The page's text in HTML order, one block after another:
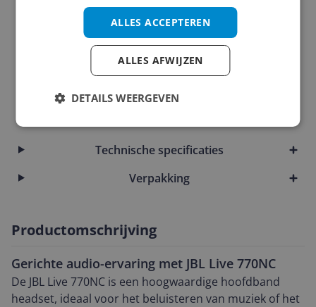
Functies
Garantie
Kabels
Overige kenmerken
Technische specificaties
Verpakking
Productomschrijving
Gerichte audio-ervaring met JBL Live 770NC
De JBL Live 770NC is een hoogwaardige hoofdband
headset, ideaal voor het beluisteren van muziek of het
ALLES ACCEPTEREN
ALLES AFWIJZEN
DETAILS WEERGEVEN